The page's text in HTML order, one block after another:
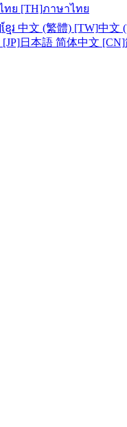
ทย [TH]ภาษาไทย
ខ្មែរ 中文 (繁體) [TW]中文
[JP]日本語 简体中文 [CN]